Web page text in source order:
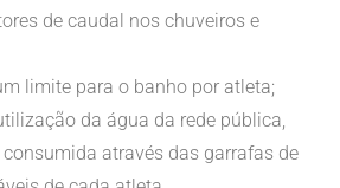
de caudal nos chuveiros e
limite para o banho por atleta;
da água da rede pública,
consumida através das garrafas de